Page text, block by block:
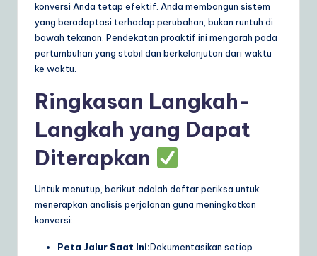
konversi Anda tetap efektif. Anda membangun sistem
yang beradaptasi terhadap perubahan, bukan runtuh di
bawah tekanan. Pendekatan proaktif ini mengarah pada
pertumbuhan yang stabil dan berkelanjutan dari waktu
ke waktu.
Ringkasan Langkah-
Langkah yang Dapat
Diterapkan
Untuk menutup, berikut adalah daftar periksa untuk
menerapkan analisis perjalanan guna meningkatkan
konversi:
Peta Jalur Saat Ini:Dokumentasikan setiap